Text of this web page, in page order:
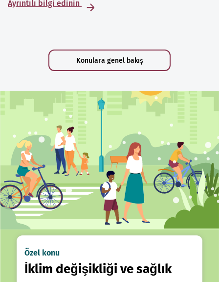
Ayrıntılı bilgi edinin
Konulara genel bakış
Özel konu
İklim değişikliği ve sağlık